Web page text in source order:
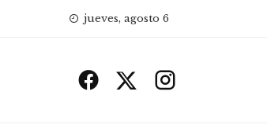
jueves, agosto 6